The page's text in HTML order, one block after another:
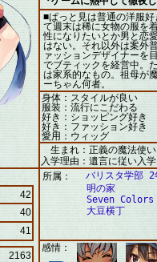
■ぱっと見は普通の洋服
て週末は稀に女物の服を
性になりたいとか男と恋
はない。それ以外は案外
ァッションデザイナーを
でブティックを経営中。
は家系的なもの。祖母が
ーちゃん何者。
身体：スタイルが良い
服装：流行にこだわる
好き：ショッピング好き
好き：ファッション好き
愛用：ウィッグ
生まれ：正義の魔法使
入学理由：遺言に従い入
42
40
41
2163
所属：
バリスタ学部 2
明の家
Seven Colors
大豆横丁
感情：